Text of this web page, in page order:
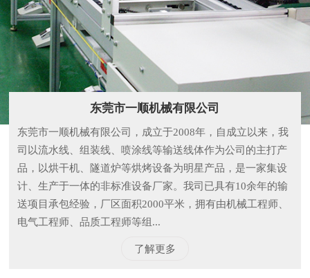
东莞市一顺机械有限公司
东莞市一顺机械有限公司，成立于2008年，自成立以来，我
司以流水线、组装线、喷涂线等输送线体作为公司的主打产
品，以烘干机、隧道炉等烘烤设备为明星产品，是一家集设
计、生产于一体的非标准设备厂家。我司已具有10余年的输
送项目承包经验，厂区面积2000平米，拥有由机械工程师、
电气工程师、品质工程师等组...
了解更多